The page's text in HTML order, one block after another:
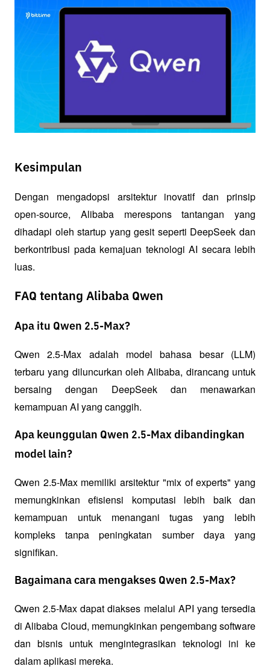
Kesimpulan
Dengan mengadopsi arsitektur inovatif dan prinsip
open-source, Alibaba merespons tantangan yang
dihadapi oleh startup yang gesit seperti DeepSeek dan
berkontribusi pada kemajuan teknologi AI secara lebih
luas.
FAQ tentang Alibaba Qwen
Apa itu Qwen 2.5-Max?
Qwen 2.5-Max adalah model bahasa besar (LLM)
terbaru yang diluncurkan oleh Alibaba, dirancang untuk
bersaing dengan DeepSeek dan menawarkan
kemampuan AI yang canggih.
Apa keunggulan Qwen 2.5-Max dibandingkan
model lain?
Qwen 2.5-Max memiliki arsitektur "mix of experts" yang
memungkinkan efisiensi komputasi lebih baik dan
kemampuan untuk menangani tugas yang lebih
kompleks tanpa peningkatan sumber daya yang
signifikan.
Bagaimana cara mengakses Qwen 2.5-Max?
Qwen 2.5-Max dapat diakses melalui API yang tersedia
di Alibaba Cloud, memungkinkan pengembang software
dan bisnis untuk mengintegrasikan teknologi ini ke
dalam aplikasi mereka.